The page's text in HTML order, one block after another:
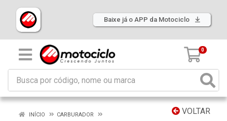
Baixe já o APP da Motociclo
0
VOLTAR
INÍCIO
CARBURADOR